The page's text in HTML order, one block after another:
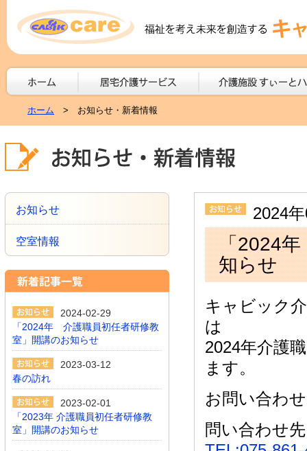
ホーム > お知らせ・新着情報
お知らせ
空室情報
2024-02-29
「2024年 介護職員初任者研修教
室」開講のお知らせ
2023-03-12
春の訪れ
2023-02-01
「2023年 介護職員初任者研修教
室」開講のお知らせ
2024
「2024
知らせ
キャビック
は
2024年介護
ます。
お問い合わ
問い合わせ先